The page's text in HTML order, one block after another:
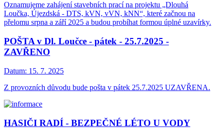
Oznamujeme zahájení stavebních prací na projektu „Dlouhá
Loučka, Újezdská - DTS, kVN, vVN, kNN“, které začnou na
přelomu srpna a září 2025 a budou probíhat formou úplné uzavírky.
POŠTA v Dl. Loučce - pátek - 25.7.2025 -
ZAVŘENO
Datum: 15. 7. 2025
Z provozních důvodu bude pošta v pátek 25.7.2025 UZAVŘENA.
HASIČI RADÍ - BEZPEČNÉ LÉTO U VODY